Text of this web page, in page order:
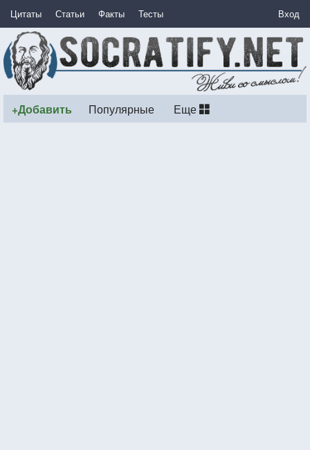
Цитаты Статьи Факты Тесты Вход
+Добавить Популярные Еще